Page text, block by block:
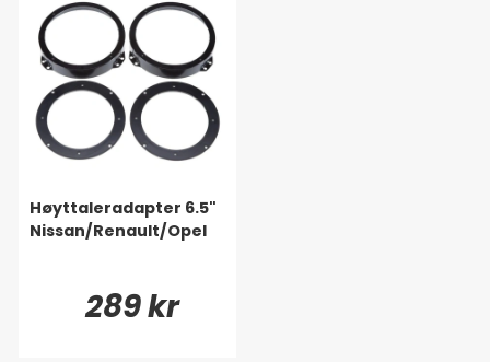
Høyttaleradapter 6.5"
Nissan/Renault/Opel
289 kr